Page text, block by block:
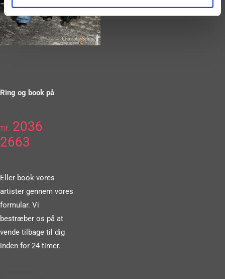
Ring og book på
Tlf. 2036
2663
Eller book vores
artister gennem vores
formular. Vi
bestræber os på at
vende tilbage til dig
inden for 24 timer.